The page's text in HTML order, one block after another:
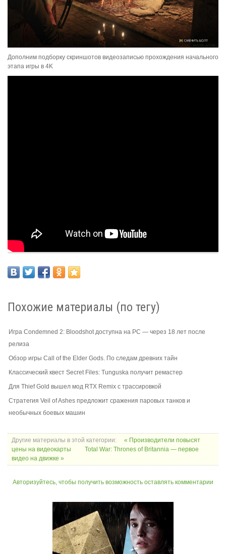
Дополним подборку скриншотов видеозаписью прохождения начального
этапа игры в 4K
Похожие материалы (по тегу)
Игра Condemned 2: Bloodshot доступна на PC — через 18 лет после
релиза
Обзор игры Call of the Elder Gods. По следам древних тайн
Классический квест Secret Files: Tunguska получит ремастер
Для Thief Gold вышел мод RTX Remix с трассировкой
Стратегия Veil of Ashes предложит сражения паровых танков и
необычных боевых машин
Другие материалы в этой категории:
« Производители повысят
цены на видеокарты
Total War: Thrones of Britannia — первое
видео на движке »
Авторизуйтесь, чтобы получить возможность оставлять комментарии